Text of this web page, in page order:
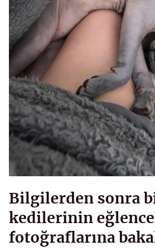
Bilgilerden sonra
kedilerinin
fotoğraflarına